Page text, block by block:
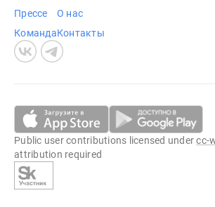
Прессе
Команда
О нас
Контакты
Public user contributions licensed undercc-
attribution required